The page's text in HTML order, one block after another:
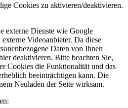
Cookies zu aktivieren/deaktivieren.
externe Dienste wie Google
Videoanbieter. Da diese
Daten von Ihnen
deaktivieren. Bitte beachten Sie,
Cookies die Funktionalität und das
beeinträchtigen kann. Die
Neuladen der Seite wirksam.